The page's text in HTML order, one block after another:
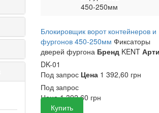
450-250мм
Блокировщик ворот контейнеров и
фургонов 450-250мм Фиксаторы
дверей фургона БрендKENT
DK-01
Под запрос Цена1 392,60 грн
Под запрос
Цена 1 392,60 грн
Купить